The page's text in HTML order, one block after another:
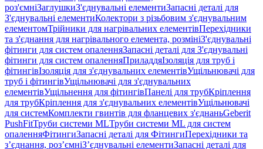
роз'ємніЗаглушкиЗ'єднувальні елементиЗапасні деталі для
З'єднувальні елементиКолектори з різьбовим з'єднувальним
елементомТрійники для нагрівальних елементівПерехідники
та з'єднання для нагрівального елемента, розмініЗ'єднувальні
фітинги для систем опаленняЗапасні деталі для З'єднувальні
фітинги для систем опаленняПриладдяІзоляція для труб і
фітингівІзоляція для з'єднувальних елементівУщільнювачі для
труб і фітингівУщільнювачі для з'єднувальних
елементівУщільнення для фітингівПанелі для трубКріплення
для трубКріплення для з'єднувальних елементівУщільнювачі
для системКомплекти гвинтів для фланцевих з'єднаньGeberit
PushFitТруби системи MLТруби системи ML для систем
опаленняФітингиЗапасні деталі для ФітингиПерехідники та
з’єднання, роз’ємніЗ’єднувальні елементиЗапасні деталі для